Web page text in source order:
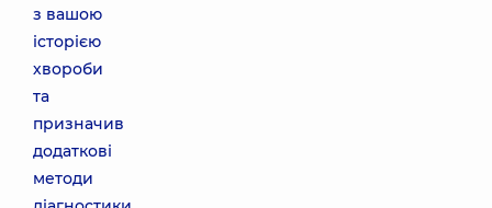
з вашою
історією
хвороби
та
призначив
додаткові
методи